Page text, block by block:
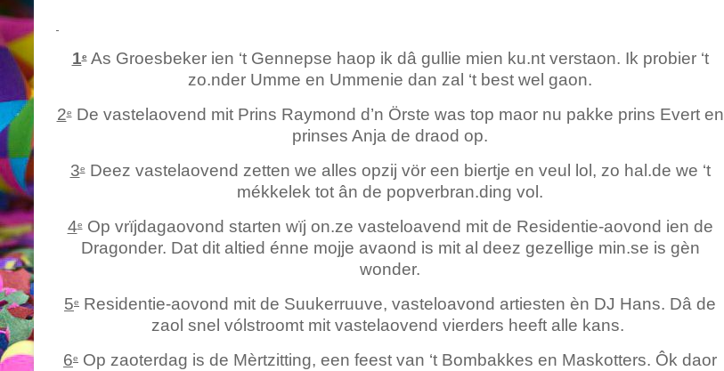
1eAs Groesbeker ien ‘t Gennepse haop ik dâ gullie mien ku.nt verstaon. Ik probier ‘t
zo.nder Umme en Ummenie dan zal ‘t best wel gaon.
2eDe vastelaovend mit Prins Raymond d’n Örste was top maor nu pakke prins Evert en
prinses Anja de draod op.
3eDeez vastelaovend zetten we alles opzij vör een biertje en veul lol, zo hal.de we ‘t
mékkelek tot ân de popverbran.ding vol.
4eOp vrïjdagaovond starten wïj on.ze vasteloavend mit de Residentie-aovond ien de
Dragonder. Dat dit altied énne mojje avaond is mit al deez gezellige min.se is gèn
wonder.
5e
Residentie-aovond mit de Suukerruuve, vasteloavond artiesten èn DJ Hans. Dâ de
zaol snel vólstroomt mit vastelaovend vierders heeft alle kans.
6e
Op zaoterdag is de Mèrtzitting, een feest van ‘t Bombakkes en Maskotters. Ôk daor